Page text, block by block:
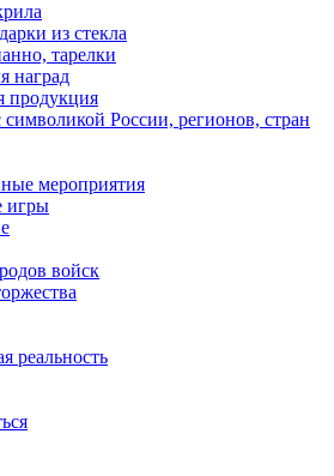
из стекла
тарелки
наград
продукция
России, регионов, стран
мероприятия
игры
войск
реальность